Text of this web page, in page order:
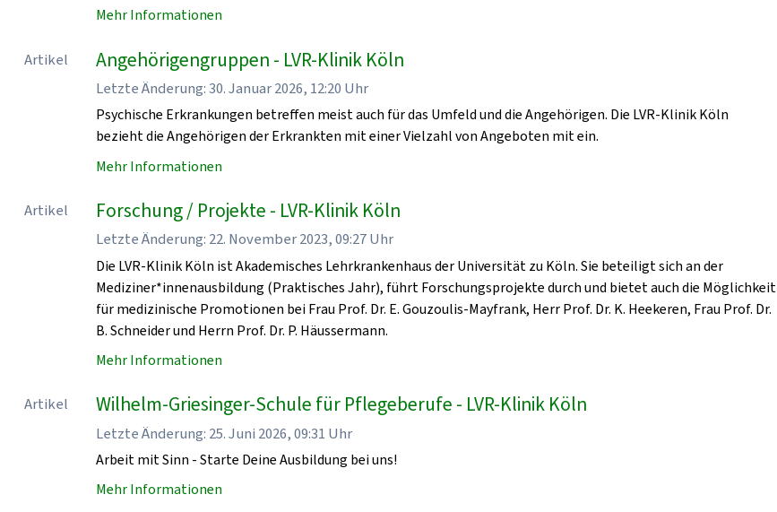
Mehr Informationen
Artikel Angehörigengruppen - LVR-Klinik Köln
Letzte Änderung: 30. Januar 2026, 12:20 Uhr
Psychische Erkrankungen betreffen meist auch für das Umfeld und die Angehörigen. Die LVR-Klinik Köln
bezieht die Angehörigen der Erkrankten mit einer Vielzahl von Angeboten mit ein.
Mehr Informationen
Artikel Forschung / Projekte - LVR-Klinik Köln
Letzte Änderung: 22. November 2023, 09:27 Uhr
Die LVR-Klinik Köln ist Akademisches Lehrkrankenhaus der Universität zu Köln. Sie beteiligt sich an der
Mediziner*innenausbildung (Praktisches Jahr), führt Forschungsprojekte durch und bietet auch die Möglichkeit
für medizinische Promotionen bei Frau Prof. Dr. E. Gouzoulis-Mayfrank, Herr Prof. Dr. K. Heekeren, Frau Prof. Dr.
B. Schneider und Herrn Prof. Dr. P. Häussermann.
Mehr Informationen
Artikel Wilhelm-Griesinger-Schule für Pflegeberufe - LVR-Klinik Köln
Letzte Änderung: 25. Juni 2026, 09:31 Uhr
Arbeit mit Sinn - Starte Deine Ausbildung bei uns!
Mehr Informationen